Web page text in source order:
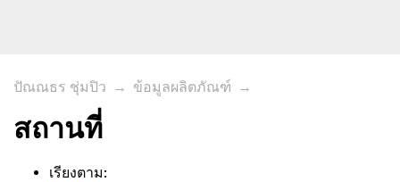
ปัณณธร ชุ่มปิว → ข้อมูลผลิตภัณฑ์ →
สถานที่
เรียงตาม: